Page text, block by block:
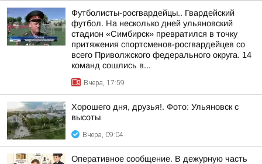
Футболисты-росгвардейцы.. Гвардейский
футбол. На несколько дней ульяновский
стадион «Симбирск» превратился в точку
притяжения спортсменов-росгвардейцев со
всего Приволжского федерального округа. 14
команд сошлись в...
Вчера, 17:59
Хорошего дня, друзья!. Фото: Ульяновск с
высоты
Вчера, 09:04
Оперативное сообщение. В дежурную часть